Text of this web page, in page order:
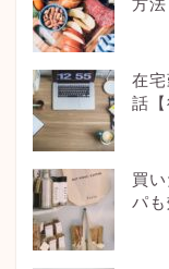
方
在
話
買
パ